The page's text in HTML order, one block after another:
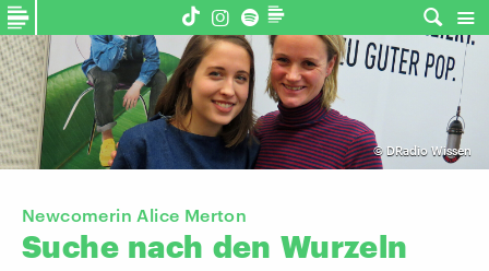
© DRadio Wissen
Newcomerin Alice Merton
Suche nach den Wurzeln